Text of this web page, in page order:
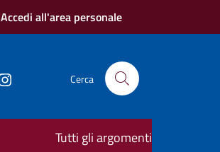
Accedi all'area personale
Cerca
Tutti gli argomenti